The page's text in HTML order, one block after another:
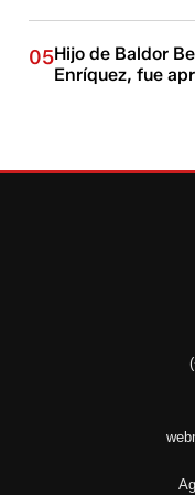
05Hijo de Baldor
Enríquez, fue